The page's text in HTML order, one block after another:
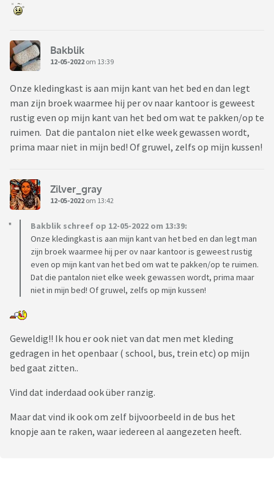
Bakblik
12-05-2022 om 13:39
Onze kledingkast is aan mijn kant van het bed en dan legt
man zijn broek waarmee hij per ov naar kantoor is geweest
rustig even op mijn kant van het bed om wat te pakken/op te
ruimen. Dat die pantalon niet elke week gewassen wordt,
prima maar niet in mijn bed! Of gruwel, zelfs op mijn kussen!
Zilver_gray
12-05-2022 om 13:42
Bakblik schreef op 12-05-2022 om 13:39:
Onze kledingkast is aan mijn kant van het bed en dan legt man
zijn broek waarmee hij per ov naar kantoor is geweest rustig
even op mijn kant van het bed om wat te pakken/op te ruimen.
Dat die pantalon niet elke week gewassen wordt, prima maar
niet in mijn bed! Of gruwel, zelfs op mijn kussen!
Geweldig!! Ik hou er ook niet van dat men met kleding
gedragen in het openbaar ( school, bus, trein etc) op mijn
bed gaat zitten..
Vind dat inderdaad ook über ranzig.
Maar dat vind ik ook om zelf bijvoorbeeld in de bus het
knopje aan te raken, waar iedereen al aangezeten heeft.